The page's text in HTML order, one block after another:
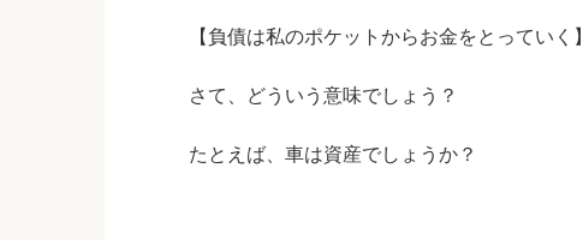
【負債は私のポケットからお金をとっていく】
さて、どういう意味でしょう？
たとえば、車は資産でしょうか？